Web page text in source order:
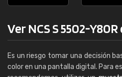
Ver NCS S 5502-
Es un riesgo tomar una decisión
color en una pantalla digital. Para